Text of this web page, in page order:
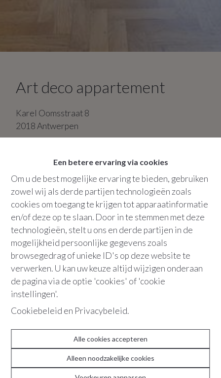
Een betere ervaring via cookies
Om u de best mogelijke ervaring te bieden, gebruiken
zowel wij als derde partijen technologieën zoals
cookies om toegang te krijgen tot apparaatinformatie
en/of deze op te slaan. Door in te stemmen met deze
technologieën, stelt u ons en derde partijen in de
mogelijkheid persoonlijke gegevens zoals
browsegedrag of unieke ID's op deze website te
verwerken. U kan uw keuze altijd wijzigen onderaan
de pagina via de optie 'cookies' of 'cookie
instellingen'.
Cookiebeleid en Privacybeleid.
Alle cookies accepteren
Alleen noodzakelijke cookies
Art deco appartement
Karel Oomsstraat8
2018Antwerpen
badkamer
Bew. opp.:143 m²
Parking terras
+32 486 36 21 10
" Elegantie in overvloed dankzij de
authentieke parketvloeren, hoge
plafonds en talrijke raampartijen |
Parijse vibes"
Parijse vibes in de übergezellige Harmoniewijk.
Dit art deco drieslaapkamerappartement is gelegen in